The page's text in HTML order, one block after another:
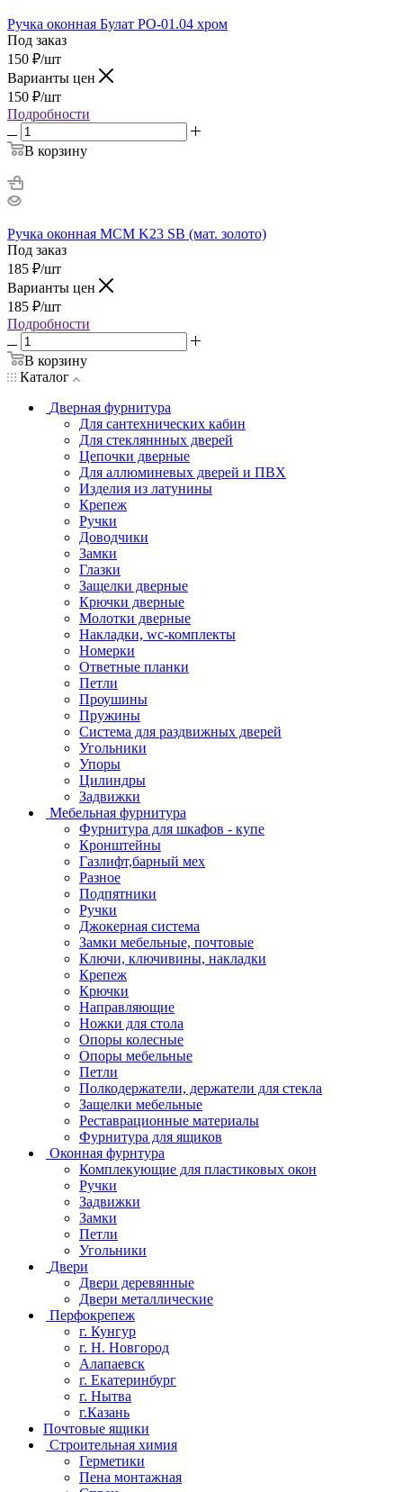
Ручка оконная Булат РО-01.04 хром
Под заказ
150 ₽/шт
Варианты цен
150 ₽/шт
Подробности
В корзину
Ручка оконная MCM K23 SB (мат. золото)
Под заказ
185 ₽/шт
Варианты цен
185 ₽/шт
Подробности
В корзину
Каталог
Дверная фурнитура
Для сантехнических кабин
Для стекляннных дверей
Цепочки дверные
Для аллюминевых дверей и ПВХ
Изделия из латунины
Крепеж
Ручки
Доводчики
Замки
Глазки
Защелки дверные
Крючки дверные
Молотки дверные
Накладки, wc-комплекты
Номерки
Ответные планки
Петли
Проушины
Пружины
Система для раздвижных дверей
Угольники
Упоры
Цилиндры
Задвижки
Мебельная фурнитура
Фурнитура для шкафов - купе
Кронштейны
Газлифт,барный мех
Разное
Подпятники
Ручки
Джокерная система
Замки мебельные, почтовые
Ключи, ключивины, накладки
Крепеж
Крючки
Направляющие
Ножки для стола
Опоры колесные
Опоры мебельные
Петли
Полкодержатели, держатели для стекла
Защелки мебельные
Реставрационные материалы
Фурнитура для ящиков
Оконная фурнтура
Комплекующие для пластиковых окон
Ручки
Задвижки
Замки
Петли
Угольники
Двери
Двери деревянные
Двери металлические
Перфокрепеж
г. Кунгур
г. Н. Новгород
Алапаевск
г. Екатеринбург
г. Нытва
г.Казань
Почтовые ящики
Строительная химия
Герметики
Пена монтажная